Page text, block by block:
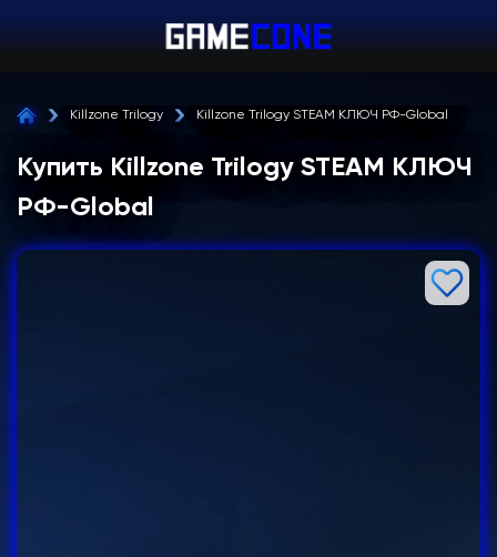
Killzone Trilogy Killzone Trilogy STEAM КЛЮЧ РФ-Global
Купить Killzone Trilogy STEAM КЛЮЧ
РФ-Global